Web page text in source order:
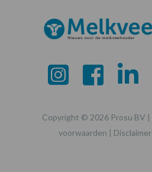
Copyright © 2026 Prosu BV |
voorwaarden | Disclaimer